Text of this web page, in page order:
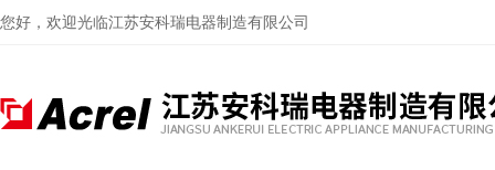
您好，欢迎光临江苏安科瑞电器制造有限公司